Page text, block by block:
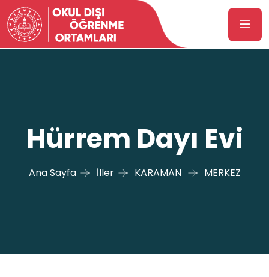
Hürrem Dayı Evi
Ana Sayfa İller KARAMAN MERKEZ